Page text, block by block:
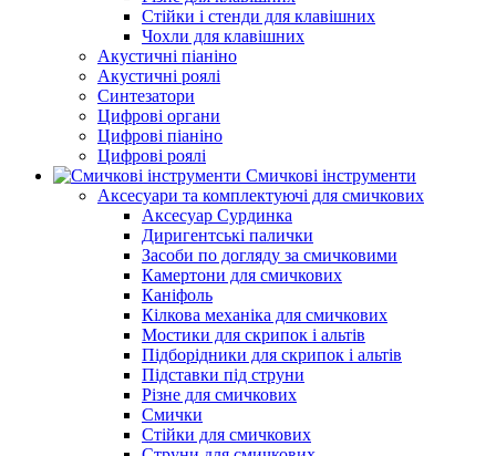
Стійки і стенди для клавішних
Чохли для клавішних
Акустичні піаніно
Акустичні роялі
Синтезатори
Цифрові органи
Цифрові піаніно
Цифрові роялі
Смичкові інструменти
Аксесуари та комплектуючі для смичкових
Аксесуар Сурдинка
Диригентські палички
Засоби по догляду за смичковими
Камертони для смичкових
Каніфоль
Кілкова механіка для смичкових
Мостики для скрипок і альтів
Підборiдники для скрипок і альтів
Підставки під струни
Різне для смичкових
Смички
Стійки для смичкових